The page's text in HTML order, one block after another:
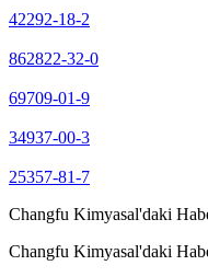
42292-18-2
862822-32-0
69709-01-9
34937-00-3
25357-81-7
Changfu Kimyasal'daki
Changfu Kimyasal'daki